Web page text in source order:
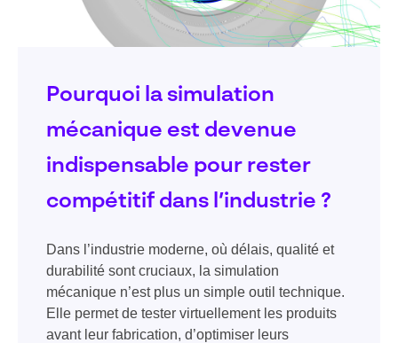
Pourquoi la simulation
mécanique est devenue
indispensable pour rester
compétitif dans l’industrie ?
Dans l’industrie moderne, où délais, qualité et
durabilité sont cruciaux, la simulation
mécanique n’est plus un simple outil technique.
Elle permet de tester virtuellement les produits
avant leur fabrication, d’optimiser leurs